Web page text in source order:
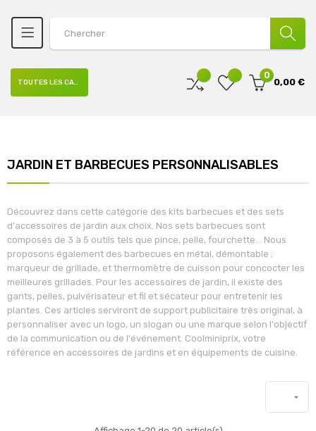
0
0,00 €
TOUTES LES CATÉGORIES
JARDIN ET BARBECUES PERSONNALISABLES
Découvrez dans cette catégorie des kits barbecues et des sets
d'accessoires de jardin aux choix. Nos sets barbecues sont
composés de 3 à 5 outils tels que pince, pelle, fourchette... Nous
proposons également des barbecues en métal, démontable ;
marqueur de grillade, et thermomètre de cuisson pour concocter les
meilleures grillades. Pour les accessoires de jardin, il existe des
gants, pelles, pulvérisateur et fil et sécateur pour entretenir les
plantes. Ces articles serviront de support publicitaire très original, à
personnaliser avec un logo, un slogan ou une marque selon l'objectif
de la communication ou de l'événement. Coolminiprix, votre
référence en accessoires de jardins et en équipements de cuisine.
